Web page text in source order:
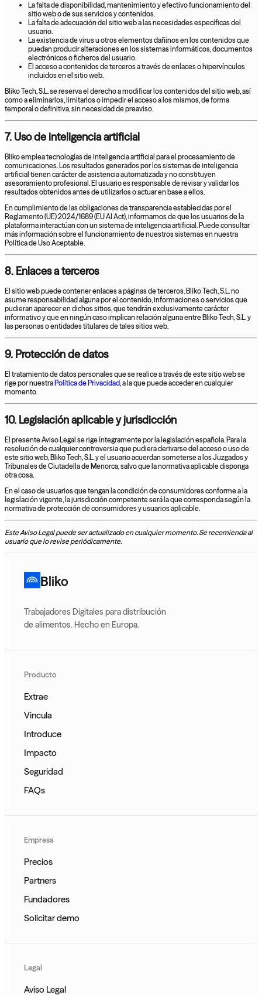
La falta de disponibilidad, mantenimiento y efectivo funcionamiento del
sitio web o de sus servicios y contenidos.
La falta de adecuación del sitio web a las necesidades específicas del
usuario.
La existencia de virus u otros elementos dañinos en los contenidos que
puedan producir alteraciones en los sistemas informáticos, documentos
electrónicos o ficheros del usuario.
El acceso a contenidos de terceros a través de enlaces o hipervínculos
incluidos en el sitio web.
Bliko Tech, S.L. se reserva el derecho a modificar los contenidos del sitio web, así
como a eliminarlos, limitarlos o impedir el acceso a los mismos, de forma
temporal o definitiva, sin necesidad de preaviso.
7. Uso de inteligencia artificial
Bliko emplea tecnologías de inteligencia artificial para el procesamiento de
comunicaciones. Los resultados generados por los sistemas de inteligencia
artificial tienen carácter de asistencia automatizada y no constituyen
asesoramiento profesional. El usuario es responsable de revisar y validar los
resultados obtenidos antes de utilizarlos o actuar en base a ellos.
En cumplimiento de las obligaciones de transparencia establecidas por el
Reglamento (UE) 2024/1689 (EU AI Act), informamos de que los usuarios de la
plataforma interactúan con un sistema de inteligencia artificial. Puede consultar
más información sobre el funcionamiento de nuestros sistemas en nuestra
Política de Uso Aceptable.
8. Enlaces a terceros
El sitio web puede contener enlaces a páginas de terceros. Bliko Tech, S.L. no
asume responsabilidad alguna por el contenido, informaciones o servicios que
pudieran aparecer en dichos sitios, que tendrán exclusivamente carácter
informativo y que en ningún caso implican relación alguna entre Bliko Tech, S.L. y
las personas o entidades titulares de tales sitios web.
9. Protección de datos
El tratamiento de datos personales que se realice a través de este sitio web se
rige por nuestra Política de Privacidad , a la que puede acceder en cualquier
momento.
10. Legislación aplicable y jurisdicción
El presente Aviso Legal se rige íntegramente por la legislación española. Para la
resolución de cualquier controversia que pudiera derivarse del acceso o uso de
este sitio web, Bliko Tech, S.L. y el usuario acuerdan someterse a los Juzgados y
Tribunales de Ciutadella de Menorca, salvo que la normativa aplicable disponga
otra cosa.
En el caso de usuarios que tengan la condición de consumidores conforme a la
legislación vigente, la jurisdicción competente será la que corresponda según la
normativa de protección de consumidores y usuarios aplicable.
Este Aviso Legal puede ser actualizado en cualquier momento. Se recomienda al
usuario que lo revise periódicamente.
Bliko
Trabajadores Digitales para distribución
de alimentos. Hecho en Europa.
Producto
Extrae
Vincula
Introduce
Impacto
Seguridad
FAQs
Empresa
Precios
Partners
Fundadores
Solicitar demo
Legal
Aviso Legal